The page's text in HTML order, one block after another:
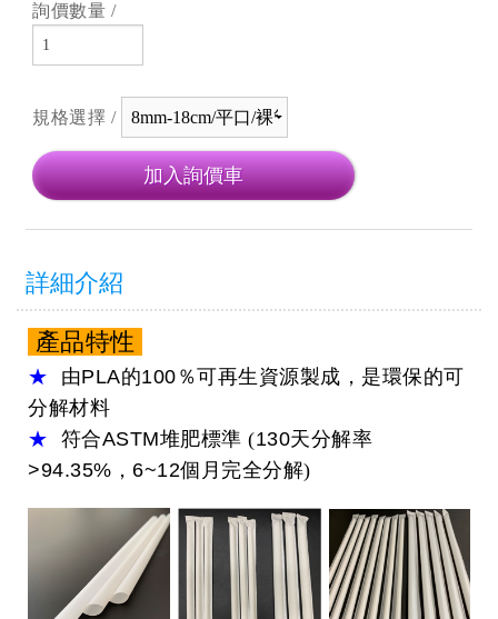
詢價數量 /
規格選擇 /
詳細介紹
產品特性
★ 由PLA的100％可再生資源製成，是環保的可
分解材料
★ 符合ASTM堆肥標準 (130天分解率
>94.35%，6~12個月完全分解)